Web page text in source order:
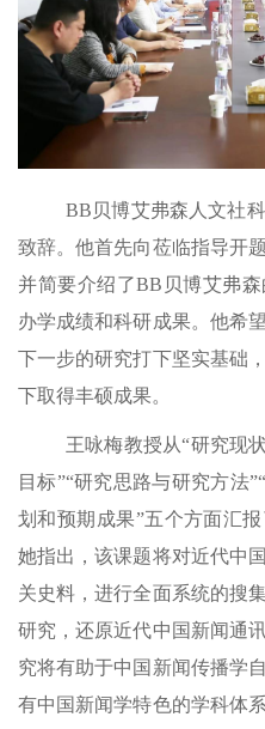
BB贝博艾弗森人文社
致辞。他首先向莅临指导开
并简要介绍了BB贝博艾弗
办学成绩和科研成果。他希
下一步的研究打下坚实基础
下取得丰硕成果。
王咏梅教授从“研究现
目标”“研究思路与研究方法
划和预期成果”五个方面汇
她指出，该课题将对近代中
关史料，进行全面系统的搜
研究，还原近代中国新闻通
究将有助于中国新闻传播学
有中国新闻学特色的学科体